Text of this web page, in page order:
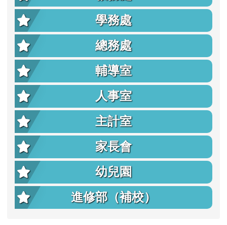
學務處
總務處
輔導室
人事室
主計室
家長會
幼兒園
進修部（補校）